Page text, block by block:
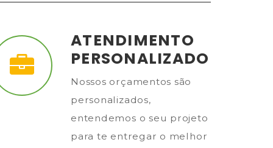
ATENDIMENTO
PERSONALIZADO
Nossos orçamentos são
personalizados,
entendemos o seu projeto
para te entregar o melhor